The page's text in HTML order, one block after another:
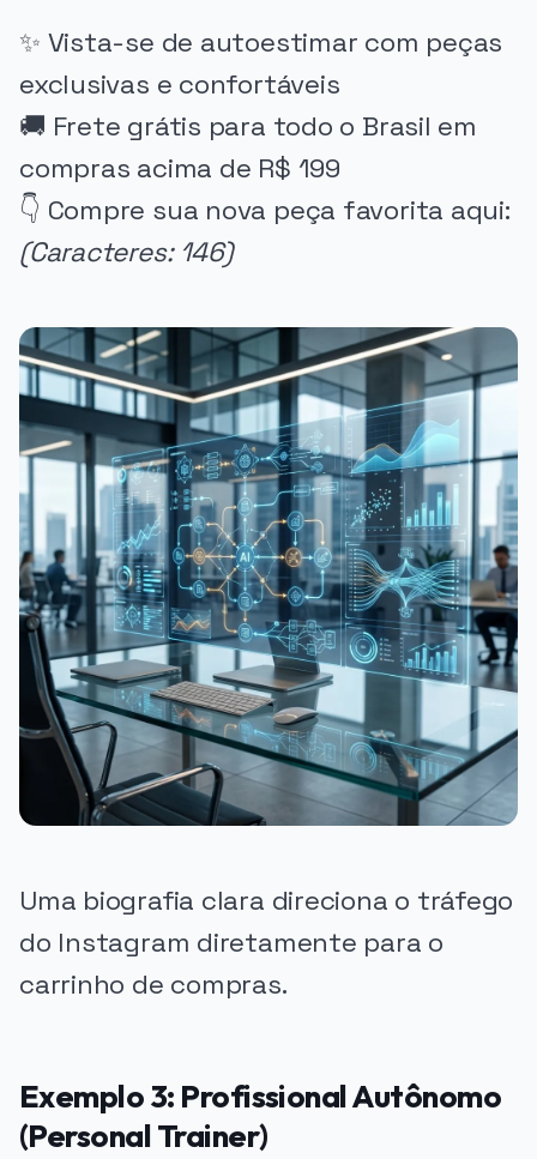
✨ Vista-se de autoestimar com peças
exclusivas e confortáveis
🚚 Frete grátis para todo o Brasil em
compras acima de R$ 199
👇 Compre sua nova peça favorita aqui:
(Caracteres: 146)
Uma biografia clara direciona o tráfego
do Instagram diretamente para o
carrinho de compras.
Exemplo 3: Profissional Autônomo
(Personal Trainer)